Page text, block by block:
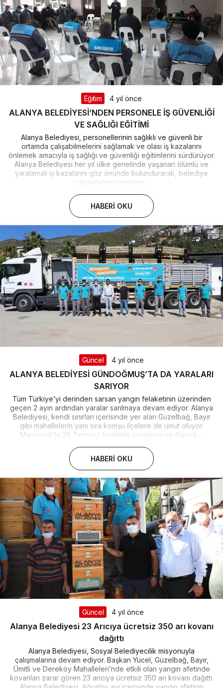
Eğitim 4 yıl önce
ALANYA BELEDİYESİ’NDEN PERSONELE İŞ GÜVENLİĞİ
VE SAĞLIĞI EĞİTİMİ
Alanya Belediyesi, personellerinin sağlıklı ve güvenli bir
ortamda çalışabilmelerini sağlamak ve olası iş kazalarını
önlemek amacıyla iş sağlığı ve güvenliği eğitimlerini sürdürüyor.
Alanya Belediyesi her yıl ülke genelinde yaşanan ölümlü ve
yaralamalı iş kazalarını göz önünde bulundurarak, belediye
çalışanlarının tamamını...
HABERI OKU
Güncel 4 yıl önce
ALANYA BELEDİYESİ GÜNDOĞMUŞ’TA DA YARALARI
SARIYOR
Tüm Türkiye’yi derinden sarsan yangın felaketinin üzerinden
geçen 2 ayın ardından yaralar sarılmaya devam ediyor. Alanya
Belediyesi, kendi sınırları içerisinde yer alan Güzelbağ, Bayır
gibi mahallelerin yanı sıra komşu ilçelere de umut oluyor.
Manavgat’ta 28 Temmuz tarihinde başlayan ve Alanya,...
HABERI OKU
Güncel 4 yıl önce
Alanya Belediyesi 23 Arıcıya ücretsiz 350 arı kovanı
dağıttı
Alanya Belediyesi, Sosyal Belediyecilik misyonuyla
çalışmalarına devam ediyor. Başkan Yücel, Güzelbağ, Bayır,
Ümitli ve Dereköy Mahalleleri’nde etkili olan yangın afetinde
kovanları zarar gören 23 arıcıya ücretsiz 350 arı kovanı dağıttı.